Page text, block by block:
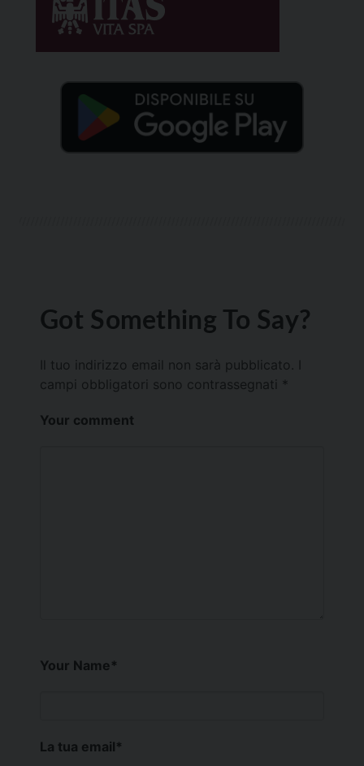
Got Something To Say?
Il tuo indirizzo email non sarà pubblicato.
campi obbligatori sono contrassegnati *
Your comment
Your Name*
La tua email*